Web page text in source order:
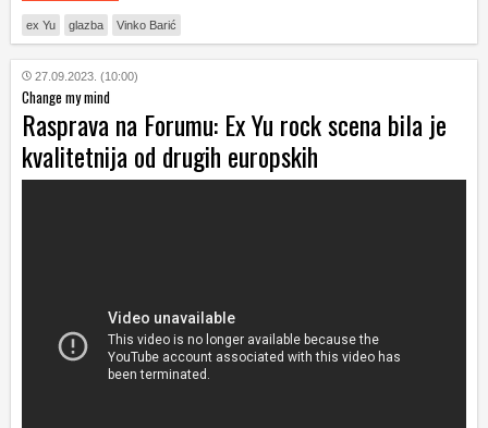
ex Yu glazba Vinko Barić
27.09.2023. (10:00)
Change my mind
Rasprava na Forumu: Ex Yu rock scena bila je
kvalitetnija od drugih europskih